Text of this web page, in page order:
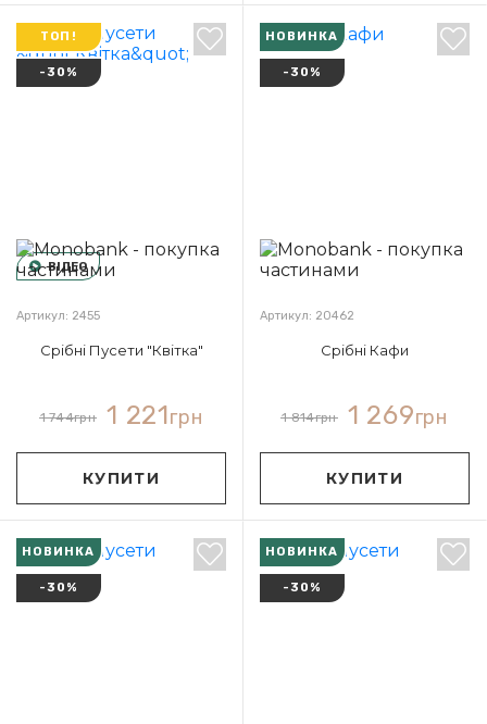
ТОП!
-30%
ВІДЕО
Артикул: 2455
Срібні Пусети "Квітка"
1 744грн 1 221грн
КУПИТИ
НОВИНКА
-30%
Артикул: 20462
Срібні Кафи
1 814грн 1 269грн
КУПИТИ
НОВИНКА
-30%
НОВИНКА
-30%